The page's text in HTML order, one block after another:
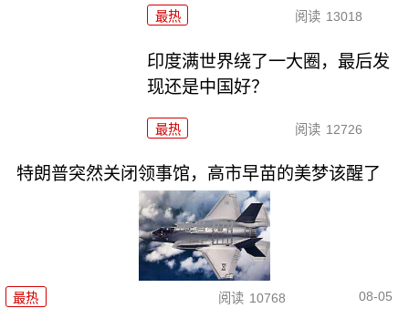
最热 阅读 13018
印度满世界绕了一大圈，最后发
现还是中国好？
最热 阅读 12726
特朗普突然关闭领事馆，高市早苗的美梦该醒了
最热 阅读 10768 08-05